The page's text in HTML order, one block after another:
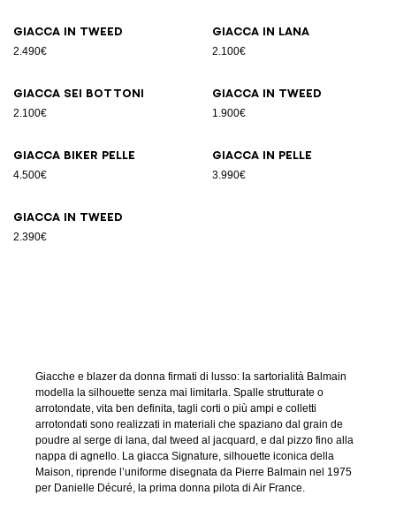
Giacca in tweed
2.490€
Giacca in lana
2.100€
Giacca sei bottoni
2.100€
Giacca in tweed
1.900€
Giacca biker pelle
4.500€
Giacca in pelle
3.990€
Giacca in tweed
2.390€
Giacche e blazer da donna firmati di lusso: la sartorialità Balmain
modella la silhouette senza mai limitarla. Spalle strutturate o
arrotondate, vita ben definita, tagli corti o più ampi e colletti
arrotondati sono realizzati in materiali che spaziano dal grain de
poudre al serge di lana, dal tweed al jacquard, e dal pizzo fino alla
nappa di agnello. La giacca Signature, silhouette iconica della
Maison, riprende l’uniforme disegnata da Pierre Balmain nel 1975
per Danielle Décuré, la prima donna pilota di Air France.